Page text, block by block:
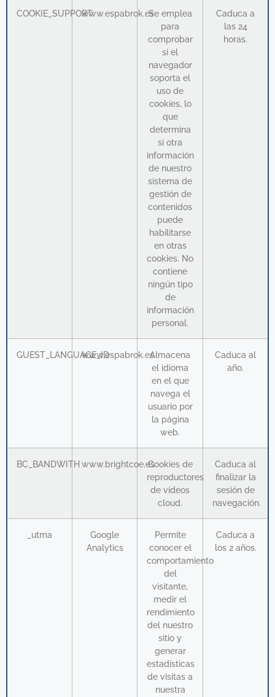
COOKIE_SUPPORTwww.espabrok.esSe emplea
para
comprobar
si el
navegador
soporta el
uso de
cookies, lo
que
determina
si otra
información
de nuestro
sistema de
gestión de
contenidos
puede
habilitarse
en otras
cookies. No
contiene
ningún tipo
de
información
personal.
Caduca a
las 24
horas.
GUEST_LANGUAGE_IDwww.espabrok.esAlmacena
el idioma
en el que
navega el
usuario por
la página
web.
Caduca al
año.
BC_BANDWITH www.brightcoe.esCookies de
reproductores
de vídeos
cloud.
Caduca al
finalizar la
sesión de
navegación.
_utma
Google
Analytics
Permite
conocer el
comportamiento
del
visitante,
medir el
rendimiento
del nuestro
sitio y
generar
estadísticas
de visitas a
nuestra
Caduca a
los 2 años.